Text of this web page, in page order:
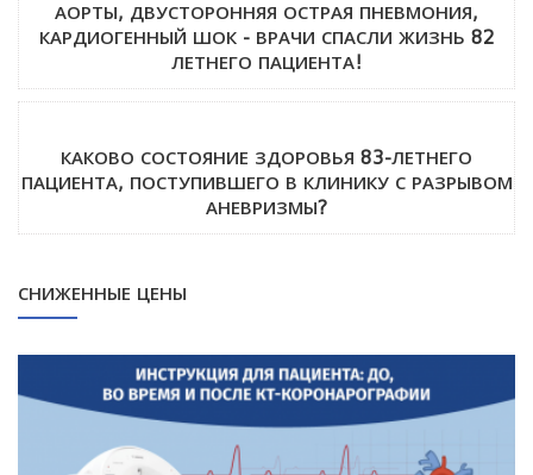
АОРТЫ, ДВУСТОРОННЯЯ ОСТРАЯ ПНЕВМОНИЯ,
КАРДИОГЕННЫЙ ШОК - ВРАЧИ СПАСЛИ ЖИЗНЬ 82
ЛЕТНЕГО ПАЦИЕНТА!
КАКОВО СОСТОЯНИЕ ЗДОРОВЬЯ 83-ЛЕТНЕГО
ПАЦИЕНТА, ПОСТУПИВШЕГО В КЛИНИКУ С РАЗРЫВОМ
АНЕВРИЗМЫ?
СНИЖЕННЫЕ ЦЕНЫ